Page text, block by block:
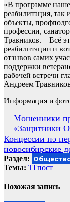
«В программе
реабилитация, так
объекты,
профессии,
Травников. – Всё
реабилитации и
отзывов самих
поддержки
рабочей встречи
Андреем
Информация и
Навигация
по
записям
Мошенники
«Защитники
Концессии по
новосибирские
Раздел:
Темы: ТГпост
Похожая запись